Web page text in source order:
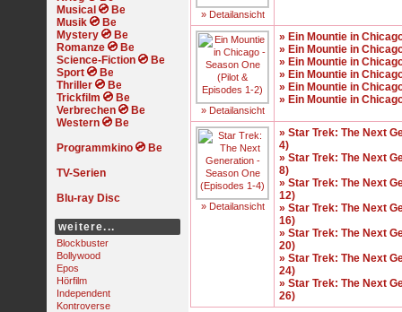
Musical
Musik
Mystery
Romanze
Science-Fiction
Sport
Thriller
Trickfilm
Verbrechen
Western
Programmkino
TV-Serien
Blu-ray Disc
weitere...
Blockbuster
Bollywood
Epos
Hörfilm
Independent
Kontroverse
» Detailansicht
» Detailansicht
» Ein Mountie in
» Ein Mountie in
» Ein Mountie in
» Ein Mountie in
» Ein Mountie in
» Ein Mountie in
» Detailansicht
» Star Trek: The Next
4)
» Star Trek: The Next
8)
» Star Trek: The Next
12)
» Star Trek: The Next
16)
» Star Trek: The Next
20)
» Star Trek: The Next
24)
» Star Trek: The Next
26)